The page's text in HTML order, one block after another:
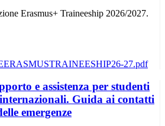
Erasmus+ Traineeship 2026/2027.
e assistenza per studenti
Guida ai contatti
emergenze